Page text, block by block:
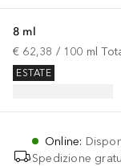
8 ml
€ 62,38 / 100 ml
ESTATE
Online:
Spedizione